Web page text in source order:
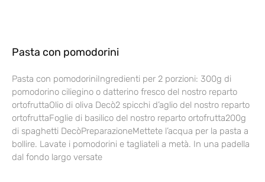
Pasta con pomodorini
Pasta con pomodoriniIngredienti per 2 porzioni: 300g di
pomodorino ciliegino o datterino fresco del nostro reparto
ortofruttaOlio di oliva Decò2 spicchi d’aglio del nostro reparto
ortofruttaFoglie di basilico del nostro reparto ortofrutta200g
di spaghetti DecòPreparazioneMettete l’acqua per la pasta a
bollire. Lavate i pomodorini e tagliateli a metà. In una padella
dal fondo largo versate